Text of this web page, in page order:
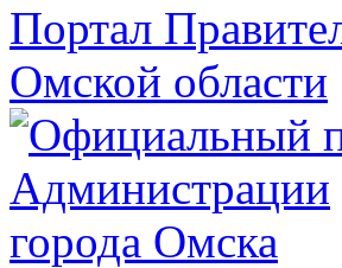
Портал
Омской области